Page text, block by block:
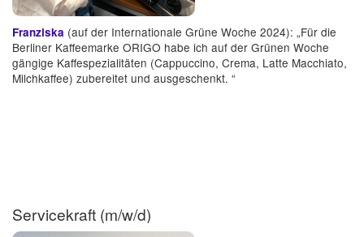
Franziska (auf der Internationale Grüne Woche 2024): „Für die
Berliner Kaffeemarke ORIGO habe ich auf der Grünen Woche
gängige Kaffespezialitäten (Cappuccino, Crema, Latte Macchiato,
Milchkaffee) zubereitet und ausgeschenkt. “
Servicekraft (m/w/d)